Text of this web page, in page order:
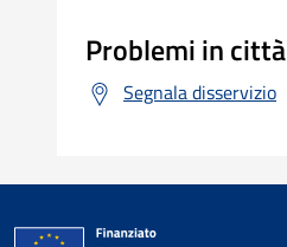
Problemi in città
Segnala disservizio